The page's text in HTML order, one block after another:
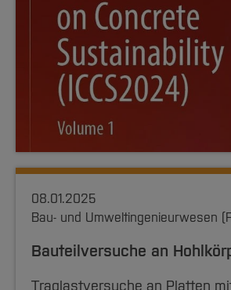
08.01.2025
Bau- und Umweltingenieurwesen
Bauteilversuche an
Traglastversuche an Platten